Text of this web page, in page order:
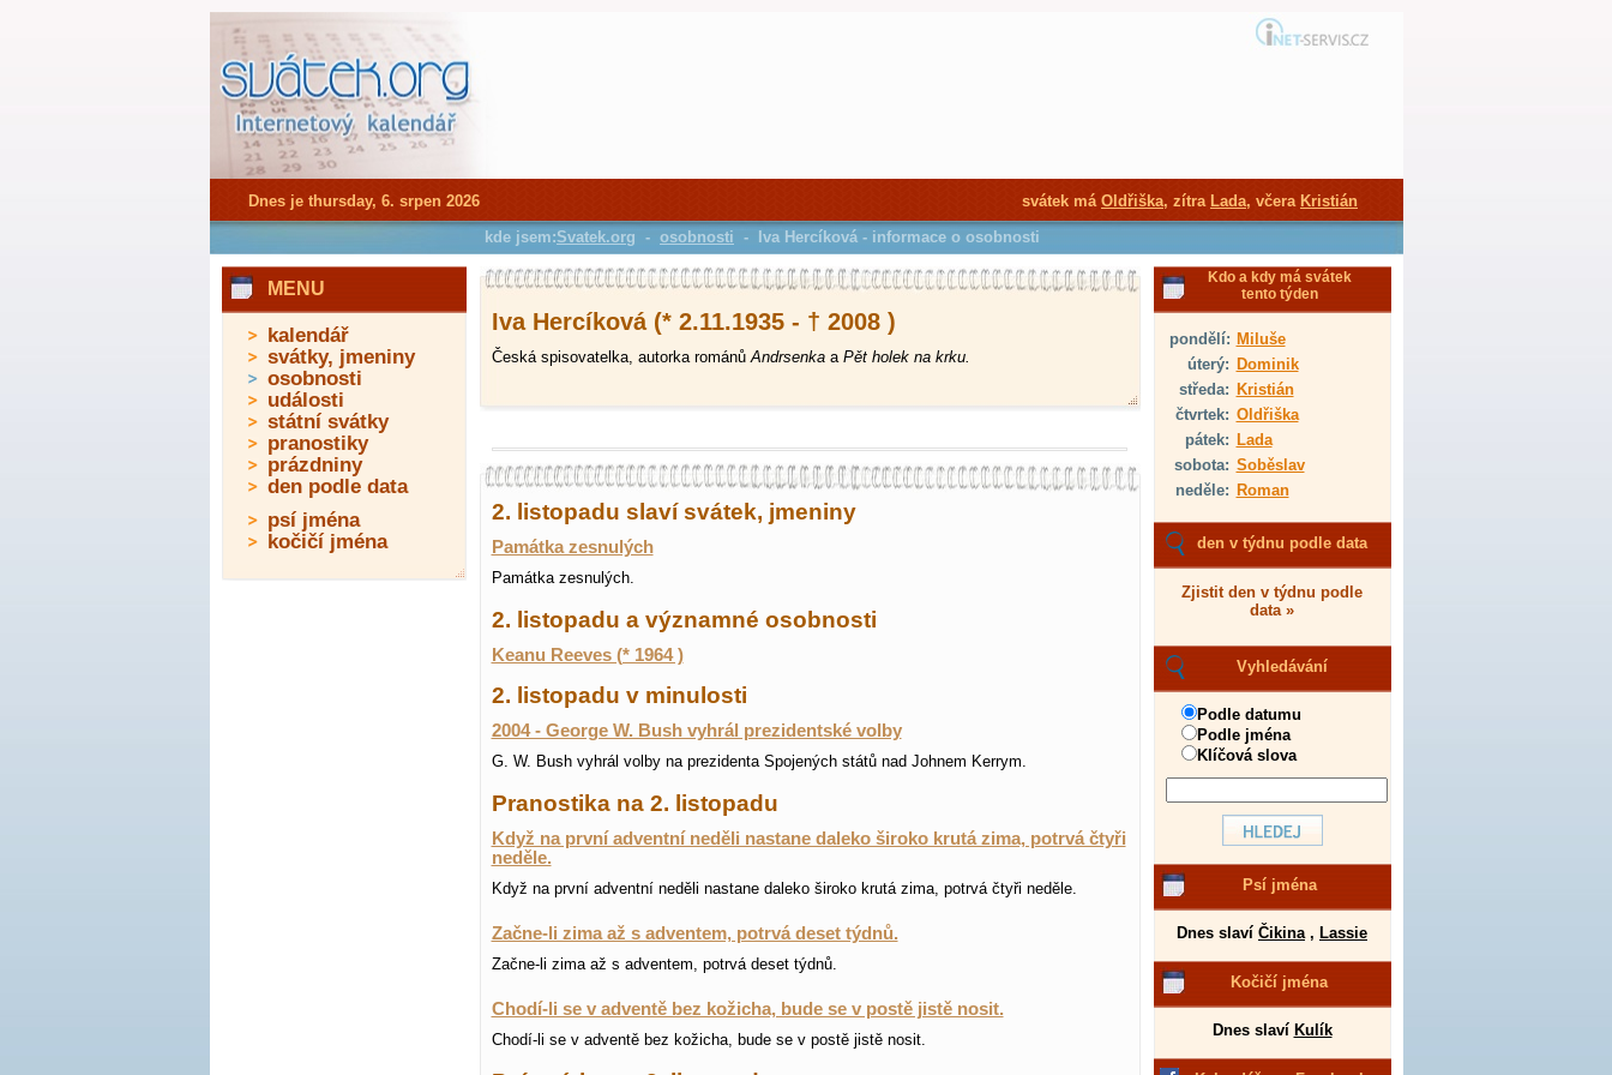
Iva Hercíková (* 2.11.1935 - † 2008 )
Česká spisovatelka, autorka románůAndrsenkaa Pět holek na krku.
2. listopadu slaví svátek, jmeniny
Památka zesnulých
Památka zesnulých.
2. listopadu a významné osobnosti
Keanu Reeves (* 1964 )
2. listopadu v minulosti
2004 - George W. Bush vyhrál prezidentské volby
G. W. Bush vyhrál volby na prezidenta Spojených států nad Johnem Kerrym.
Pranostika na 2. listopadu
Když na první adventní neděli nastane daleko široko krutá zima, potrvá čtyři
neděle.
Když na první adventní neděli nastane daleko široko krutá zima, potrvá čtyři neděle.
Začne-li zima až s adventem, potrvá deset týdnů.
Začne-li zima až s adventem, potrvá deset týdnů.
Chodí-li se v adventě bez kožicha, bude se v postě jistě nosit.
Chodí-li se v adventě bez kožicha, bude se v postě jistě nosit.
Kdo a kdy má svátek
tento týden
pondělí: Miluše
úterý: Dominik
středa: Kristián
čtvrtek: Oldřiška
pátek: Lada
sobota: Soběslav
neděle: Roman
den v týdnu podle data
Zjistit den v týdnu podle
data »
Vyhledávání
Podle datumu
Podle jména
Klíčová slova
Psí jména
Dnes slaví Čikina, Lassie
Kočičí jména
Dnes slaví Kulík
MENU
kalendář
svátky, jmeniny
osobnosti
události
státní svátky
pranostiky
prázdniny
den podle data
psí jména
kočičí jména
Dnes je thursday, 6. srpen 2026 svátek má Oldřiška, zítra Lada, včera Kristián
kde jsem:Svatek.org - osobnosti - Iva Hercíková - informace o osobnosti